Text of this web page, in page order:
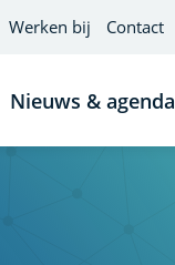
Nieuws & agenda
Werken bij Contact